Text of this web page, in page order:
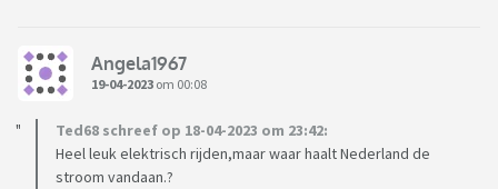
Angela1967
19-04-2023 om 00:08
Ted68 schreef op 18-04-2023 om 23:42:
Heel leuk elektrisch rijden,maar waar haalt Nederland de
stroom vandaan.?